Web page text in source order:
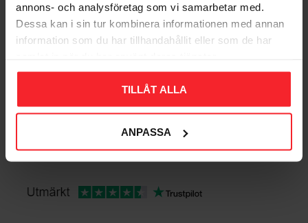
annons- och analysföretag som vi samarbetar med.
Dessa kan i sin tur kombinera informationen med annan
information som du har tillhandahållit eller som de har
TILLÅT ALLA
ANPASSA
Dig
Bliv den første, der giver en bedømmelse.